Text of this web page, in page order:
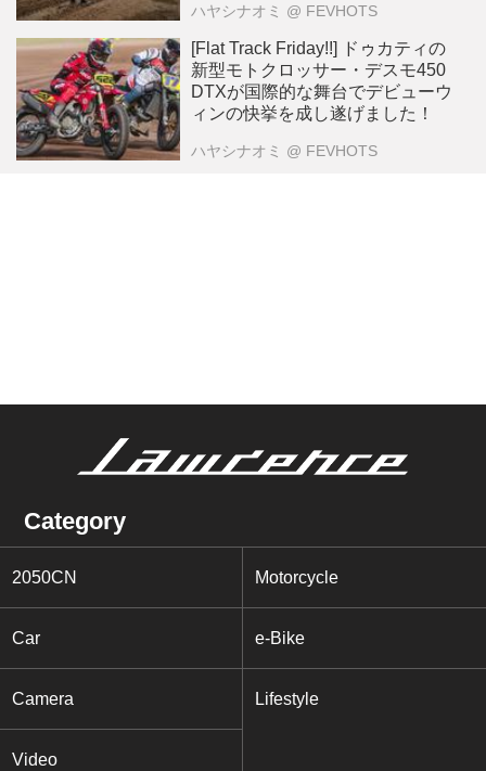
ハヤシナオミ @ FEVHOTS
[Flat Track Friday!!] ドゥカティの
新型モトクロッサー・デスモ450
DTXが国際的な舞台でデビューウ
ィンの快挙を成し遂げました！
ハヤシナオミ @ FEVHOTS
Category
2050CN Motorcycle
Car e-Bike
Camera Lifestyle
Video